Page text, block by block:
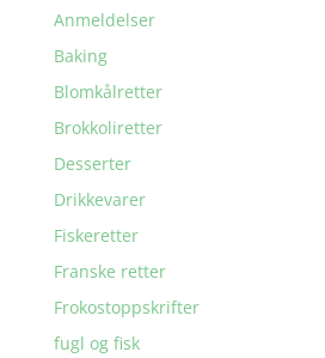
Anmeldelser
Baking
Blomkålretter
Brokkoliretter
Desserter
Drikkevarer
Fiskeretter
Franske retter
Frokostoppskrifter
fugl og fisk